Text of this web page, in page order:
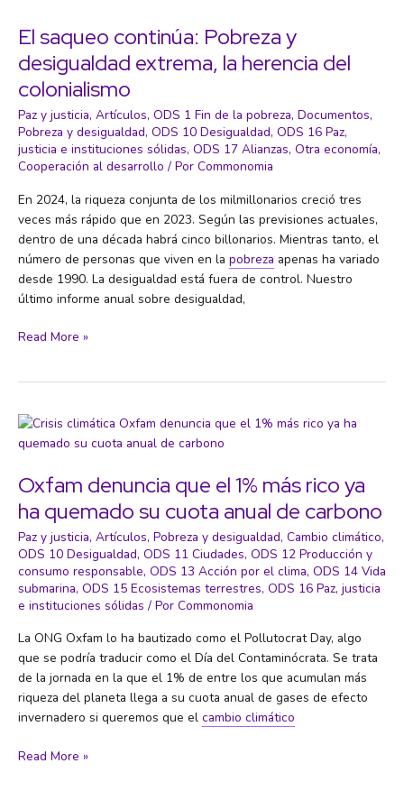
El saqueo continúa: Pobreza y
desigualdad extrema, la herencia del
colonialismo
Paz y justicia, Artículos, ODS 1 Fin de la pobreza, Documentos,
Pobreza y desigualdad, ODS 10 Desigualdad, ODS 16 Paz,
justicia e instituciones sólidas, ODS 17 Alianzas, Otra economía,
Cooperación al desarrollo / Por Commonomia
En 2024, la riqueza conjunta de los milmillonarios creció tres
veces más rápido que en 2023. Según las previsiones actuales,
dentro de una década habrá cinco billonarios. Mientras tanto, el
número de personas que viven en la pobreza apenas ha variado
desde 1990. La desigualdad está fuera de control. Nuestro
último informe anual sobre desigualdad,
El
y
desigualdad
extrema,
la
herencia
del
colonialismo
Read More »
Oxfam denuncia que el 1% más rico ya
ha quemado su cuota anual de carbono
Paz y justicia, Artículos, Pobreza y desigualdad, Cambio climático,
ODS 10 Desigualdad, ODS 11 Ciudades, ODS 12 Producción y
consumo responsable, ODS 13 Acción por el clima, ODS 14 Vida
submarina, ODS 15 Ecosistemas terrestres, ODS 16 Paz, justicia
e instituciones sólidas / Por Commonomia
La ONG Oxfam lo ha bautizado como el Pollutocrat Day, algo
que se podría traducir como el Día del Contaminócrata. Se trata
de la jornada en la que el 1% de entre los que acumulan más
riqueza del planeta llega a su cuota anual de gases de efecto
invernadero si queremos que el cambio climático
Oxfam
Read More »